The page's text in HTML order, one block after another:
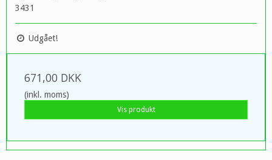
3431
Udgået!
671,00 DKK
(inkl. moms)
Vis produkt